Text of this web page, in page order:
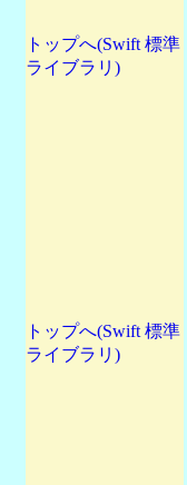
トップへ(Swift 標準
ライブラリ)
トップへ(Swift 標準
ライブラリ)